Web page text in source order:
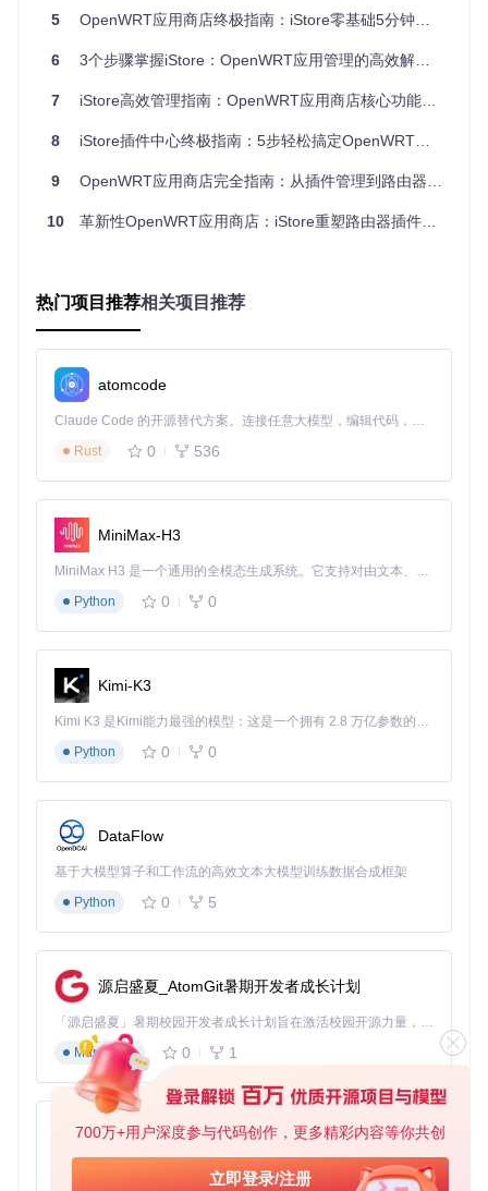
700万+用户深度参与代码创作，更多精彩内容等你共创
立即登录/注册
应用信息，就像商品标签清晰展示成分和使用方法；三是简化
了依赖关系管理，好比超市自动帮你搭配食材，避免"买了面
粉却没有酵母"的尴尬。
例如安装Docker时需要十几个依赖包，就像做一道菜需要多种
监控等），对照iStore中的应用分类进行需求匹配。当需要多
搭好架子再摆放物品。
一键脚本 vs 手动安装：如何选择？
一键脚本安装适合大多数用户，如同点套餐既方便又省心；手
动安装则适合网络受限环境，好比单点菜品可以精确控制每样
食材。
作不熟悉时，选择一键脚本安装；当网络环境特殊（如企业内
网、特殊代理设置）或需要自定义安装路径时，选择手动安装
方案。
替代方案对比：
方案 优势 劣势
适用场景
一键
脚本
自动化程度
高，新手友好
接
境，新手用户
安装
强，可定制
固件
系统级整合，
性能最优
需要固件编
译知识
固件开发者，
定制系统
软件源就像应用商店的"仓库地址"，选择合适的软件源能大幅
提升下载速度。默认软件源可能位于国外服务器，就像从海外
网购需要等待漫长的物流，而更换为国内镜像源则如同选择本
地仓库，配送速度自然更快。
痛点分析：许多用户安装后抱怨应用下载慢，却忽略了软件源
优化建议 ：编辑/etc/opkg/distfeeds.conf文件，注释默
认源并添加地理位置较近的镜像源。例如，国内用户可添加清
华大学或阿里云的OpenWRT镜像。操作时注意备份原文件，
就像修改重要文档前先保存副本。
三、实施步骤：分阶段部署iStore应用商店
环境准备：安装前的最后检查
在开始安装前，需要完成三项准备工作：更新软件包列表、检
查网络连接、确认存储空间。这就像烹饪前要先检查食材是否
5 OpenWRT应用商店终极指南：iStore零基础5分钟快速入门
6 3个步骤掌握iStore：OpenWRT应用管理的高效解决方案
7 iStore高效管理指南：OpenWRT应用商店核心功能与深度优化实践
8 iStore插件中心终极指南：5步轻松搞定OpenWRT插件安装与管理
9 OpenWRT应用商店完全指南：从插件管理到路由器优化的实用教程
10 革新性OpenWRT应用商店：iStore重塑路由器插件管理体验
热门项目推荐相关项目推荐
atomcode
Claude Code 的开源替代方案。连接任意大模型，编辑代码，运行命令，自动验证 — 全自动执行。用 Rust 构建，极致性能。 ｜ An open-source alternative to Claude Code. Connect any LLM, edit code, run commands, and verify changes — autonomously. Built in Rust for speed. Get Started
Rust
0 536
MiniMax-H3
MiniMax H3 是一个通用的全模态生成系统。它支持对由文本、图像、视频和音频组成的多模态上下文进行统一理解，并能生成分辨率高达 2K、时长可达 15 秒的带原生立体声音频的视频。得益于面向任务泛化的系统设计，H3 在预训练阶段就已具备广泛的多模态上下文理解与生成能力，能够出色地执行复杂的多模态指令。
Python
0 0
Kimi-K3
Kimi K3 是Kimi能力最强的模型：这是一个拥有 2.8 万亿参数的混合专家（MoE）模型，具备原生视觉理解能力，并支持 100 万 token 的上下文窗口。
Python
0 0
DataFlow
基于大模型算子和工作流的高效文本大模型训练数据合成框架
Python
0 5
源启盛夏_AtomGit暑期开发者成长计划
「源启盛夏」暑期校园开发者成长计划旨在激活校园开源力量，通过积分激励、认证扶持、资源倾斜等形式，引导高校组织和开发者完成「入驻 — 建项目 — 做贡献 — 获认证 — 得资源」的完整闭环。无论你是想带领社团入驻平台的组织者，还是希望用代码贡献证明自己的开发者，都能在这里找到属于你的成长路径。
Markdown
0 1
py-xiaozhi
基于Python的Xiaozhi AI，适用于想要完整Xiaozhi体验而无需拥有专用硬件的用户。